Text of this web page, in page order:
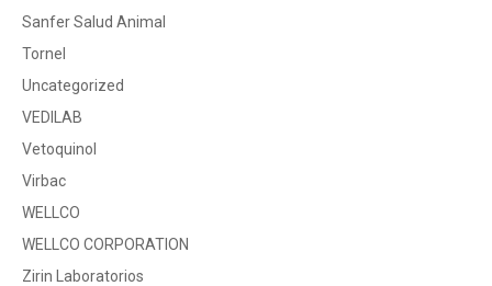
Sanfer Salud Animal
Tornel
Uncategorized
VEDILAB
Vetoquinol
Virbac
WELLCO
WELLCO CORPORATION
Zirin Laboratorios